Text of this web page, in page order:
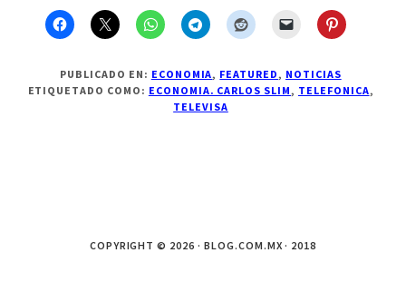
con
Telefónica
PUBLICADO EN: ECONOMIA, FEATURED , NOTICIAS
ETIQUETADO COMO: ECONOMIA. CARLOS SLIM , TELEFONICA,
TELEVISA
COPYRIGHT © 2026 · BLOG.COM.MX · 2018